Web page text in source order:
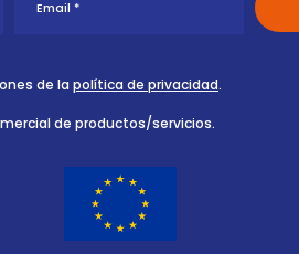
de la política de privacidad.
de productos/servicios.